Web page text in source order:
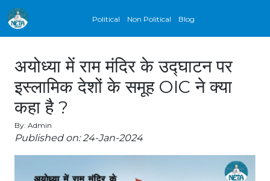
Political Non Political Blog
अयोध्या में राम मंदिर के उद्घाटन पर
इस्लामिक देशों के समूह OIC ने क्या
कहा है ?
By: Admin
Published on: 24-Jan-2024